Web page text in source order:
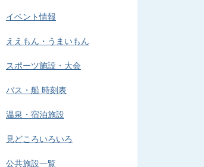
イベント情報
ええもん・うまいもん
スポーツ施設・大会
バス・船 時刻表
温泉・宿泊施設
見どころいろいろ
公共施設一覧